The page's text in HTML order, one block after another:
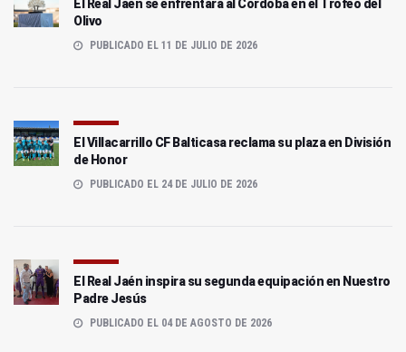
El Real Jaén se enfrentará al Córdoba en el Trofeo del
Olivo
PUBLICADO EL 11 DE JULIO DE 2026
El Villacarrillo CF Balticasa reclama su plaza en División
de Honor
PUBLICADO EL 24 DE JULIO DE 2026
El Real Jaén inspira su segunda equipación en Nuestro
Padre Jesús
PUBLICADO EL 04 DE AGOSTO DE 2026